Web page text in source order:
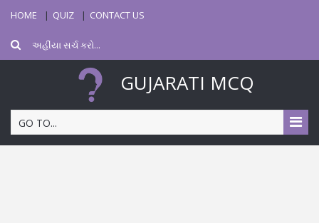
HOME QUIZ CONTACT US
GUJARATI MCQ
GO TO...